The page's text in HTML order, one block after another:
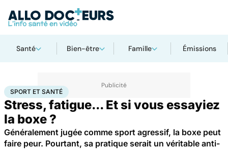
Santé Bien-être Famille Émissions
AccueilBien-êtreSport santé Sport et santé
SPORT ET SANTÉ
Stress, fatigue... Et si vous essayiez
la boxe ?
Généralement jugée comme sport agressif, la boxe peut
faire peur. Pourtant, sa pratique serait un véritable anti-